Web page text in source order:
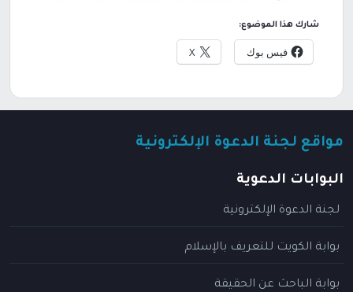
شارك هذا الموضوع:
فيس بوك X
مواقع لجنة الدعوة الإلكترونية
البوابات الدعوية
لجنة الدعوة الإلكترونية
بوابة الكويت للتعريف بالإسلام
بوابة الباحث عن الحقيقة